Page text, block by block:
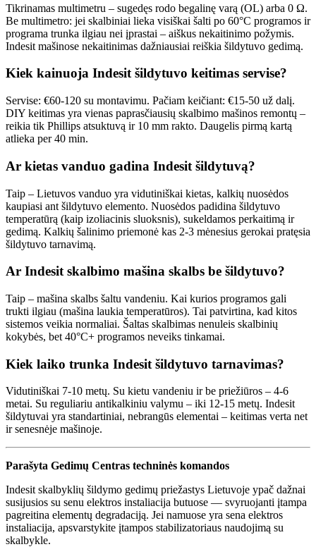
Tikrinamas multimetru – sugedęs rodo begalinę varą (OL) arba 0 Ω.
Be multimetro: jei skalbiniai lieka visiškai šalti po 60°C programos ir
programa trunka ilgiau nei įprastai – aiškus nekaitinimo požymis.
Indesit mašinose nekaitinimas dažniausiai reiškia šildytuvo gedimą.
Kiek kainuoja Indesit šildytuvo keitimas servise?
Servise: €60-120 su montavimu. Pačiam keičiant: €15-50 už dalį.
DIY keitimas yra vienas paprasčiausių skalbimo mašinos remontų –
reikia tik Phillips atsuktuvą ir 10 mm rakto. Daugelis pirmą kartą
atlieka per 40 min.
Ar kietas vanduo gadina Indesit šildytuvą?
Taip – Lietuvos vanduo yra vidutiniškai kietas, kalkių nuosėdos
kaupiasi ant šildytuvo elemento. Nuosėdos padidina šildytuvo
temperatūrą (kaip izoliacinis sluoksnis), sukeldamos perkaitimą ir
gedimą. Kalkių šalinimo priemonė kas 2-3 mėnesius gerokai pratęsia
šildytuvo tarnavimą.
Ar Indesit skalbimo mašina skalbs be šildytuvo?
Taip – mašina skalbs šaltu vandeniu. Kai kurios programos gali
trukti ilgiau (mašina laukia temperatūros). Tai patvirtina, kad kitos
sistemos veikia normaliai. Šaltas skalbimas nenuleis skalbinių
kokybės, bet 40°C+ programos neveiks tinkamai.
Kiek laiko trunka Indesit šildytuvo tarnavimas?
Vidutiniškai 7-10 metų. Su kietu vandeniu ir be priežiūros – 4-6
metai. Su reguliariu antikalkiniu valymu – iki 12-15 metų. Indesit
šildytuvai yra standartiniai, nebrangūs elementai – keitimas verta net
ir senesnėje mašinoje.
Parašyta Gedimų Centras techninės komandos
Indesit skalbyklių šildymo gedimų priežastys Lietuvoje ypač dažnai
susijusios su senu elektros instaliacija butuose — svyruojanti įtampa
pagreitina elementų degradaciją. Jei namuose yra sena elektros
instaliacija, apsvarstykite įtampos stabilizatoriaus naudojimą su
skalbykle.